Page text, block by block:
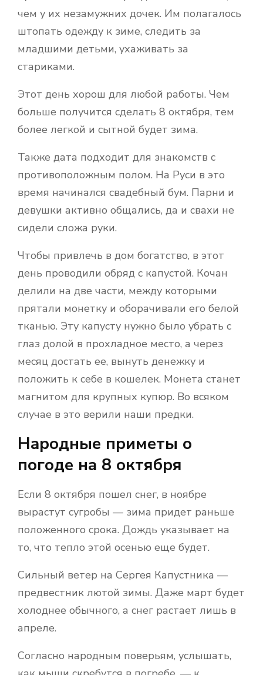
чем у их незамужних дочек. Им полагалось
штопать одежду к зиме, следить за
младшими детьми, ухаживать за
стариками.
Этот день хорош для любой работы. Чем
больше получится сделать 8 октября, тем
более легкой и сытной будет зима.
Также дата подходит для знакомств с
противоположным полом. На Руси в это
время начинался свадебный бум. Парни и
девушки активно общались, да и свахи не
сидели сложа руки.
Чтобы привлечь в дом богатство, в этот
день проводили обряд с капустой. Кочан
делили на две части, между которыми
прятали монетку и оборачивали его белой
тканью. Эту капусту нужно было убрать с
глаз долой в прохладное место, а через
месяц достать ее, вынуть денежку и
положить к себе в кошелек. Монета станет
магнитом для крупных купюр. Во всяком
случае в это верили наши предки.
Народные приметы о
погоде на 8 октября
Если 8 октября пошел снег, в ноябре
вырастут сугробы — зима придет раньше
положенного срока. Дождь указывает на
то, что тепло этой осенью еще будет.
Сильный ветер на Сергея Капустника —
предвестник лютой зимы. Даже март будет
холоднее обычного, а снег растает лишь в
апреле.
Согласно народным поверьям, услышать,